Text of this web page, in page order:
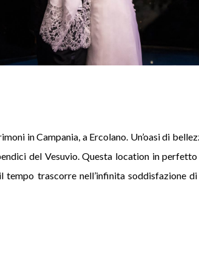
in Campania, a Ercolano. Un’oasi di
del Vesuvio. Questa location in
trascorre nell’infinita soddisfazione